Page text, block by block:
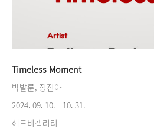
Timeless Moment
박발륜, 정진아
2024. 09. 10. - 10. 31.
헤드비갤러리